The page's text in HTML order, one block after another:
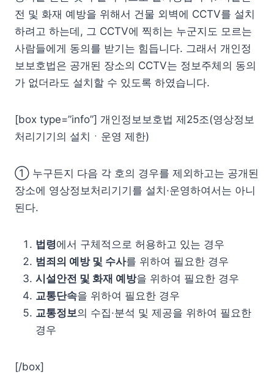
전 및 화재 예방을 위해서 건물 외벽에 CCTV를 설치
하려고 하는데, 그 CCTV에 찍히는 누군지도 모르는
사람들에게 동의를 받기는 힘듭니다. 그래서 개인정
보보호법은 공개된 장소의 CCTV는 정보주체의 동의
가 없더라도 설치할 수 있도록 하였습니다.
[box type=”info”] 개인정보보호법 제25조(영상정보
처리기기의 설치ㆍ운영 제한)
① 누구든지 다음 각 호의 경우를 제외하고는 공개된
장소에 영상정보처리기기를 설치·운영하여서는 아니
된다.
법령에서 구체적으로 허용하고 있는 경우
범죄의 예방 및 수사를 위하여 필요한 경우
시설안전 및 화재 예방을 위하여 필요한 경우
교통단속을 위하여 필요한 경우
교통정보의 수집·분석 및 제공을 위하여 필요한
경우
[/box]